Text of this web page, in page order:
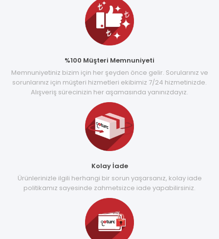
%100 Müşteri Memnuniyeti
Memnuniyetiniz bizim için her şeyden önce gelir. Sorularınız ve
sorunlarınız için müşteri hizmetleri ekibimiz 7/24 hizmetinizde.
Alışveriş sürecinizin her aşamasında yanınızdayız.
Kolay İade
Ürünlerinizle ilgili herhangi bir sorun yaşarsanız, kolay iade
politikamız sayesinde zahmetsizce iade yapabilirsiniz.